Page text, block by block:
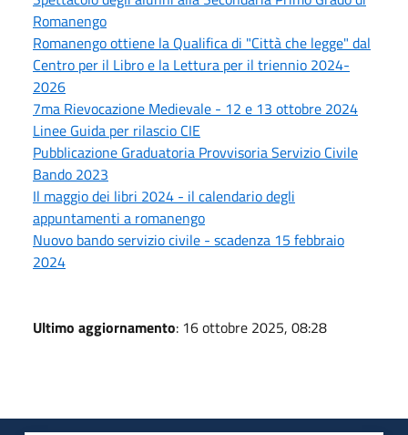
Romanengo
Romanengo ottiene la Qualifica di "Città che legge" dal
Centro per il Libro e la Lettura per il triennio 2024-
2026
7ma Rievocazione Medievale - 12 e 13 ottobre 2024
Linee Guida per rilascio CIE
Pubblicazione Graduatoria Provvisoria Servizio Civile
Bando 2023
Il maggio dei libri 2024 - il calendario degli
appuntamenti a romanengo
Nuovo bando servizio civile - scadenza 15 febbraio
2024
Ultimo aggiornamento: 16 ottobre 2025, 08:28